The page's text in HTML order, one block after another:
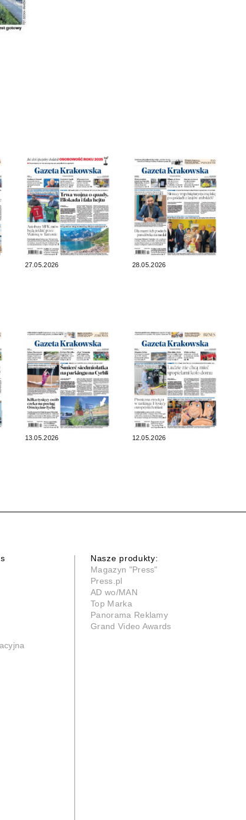
27.05.2026 28.05.2026
13.05.2026 12.05.2026
Nasze produkty:
Magazyn "Press"
Press.pl
AD wo/MAN
Top Marka
Panorama Reklamy
Grand Video Awards